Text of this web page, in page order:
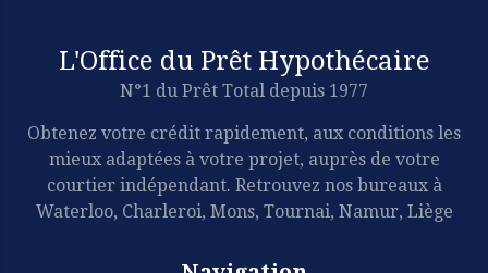
L'Office du Prêt Hypothécaire
N°1 du Prêt Total depuis 1977
Obtenez votre crédit rapidement, aux conditions les
mieux adaptées à votre projet, auprès de votre
courtier indépendant. Retrouvez nos bureaux à
Waterloo, Charleroi, Mons, Tournai, Namur, Liège